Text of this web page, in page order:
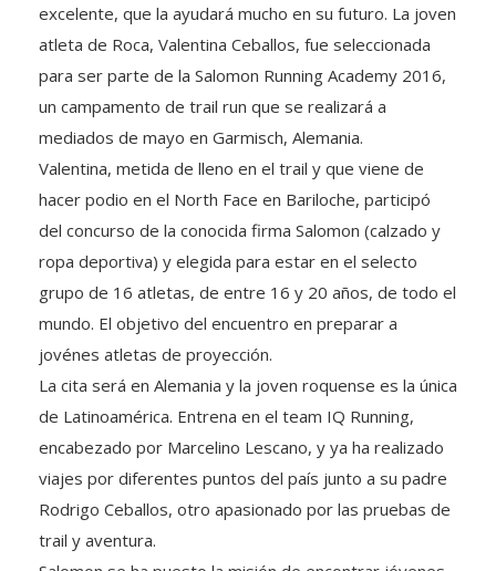
excelente, que la ayudará mucho en su futuro. La joven
atleta de Roca, Valentina Ceballos, fue seleccionada
para ser parte de la Salomon Running Academy 2016,
un campamento de trail run que se realizará a
mediados de mayo en Garmisch, Alemania.
Valentina, metida de lleno en el trail y que viene de
hacer podio en el North Face en Bariloche, participó
del concurso de la conocida firma Salomon (calzado y
ropa deportiva) y elegida para estar en el selecto
grupo de 16 atletas, de entre 16 y 20 años, de todo el
mundo. El objetivo del encuentro en preparar a
jovénes atletas de proyección.
La cita será en Alemania y la joven roquense es la única
de Latinoamérica. Entrena en el team IQ Running,
encabezado por Marcelino Lescano, y ya ha realizado
viajes por diferentes puntos del país junto a su padre
Rodrigo Ceballos, otro apasionado por las pruebas de
trail y aventura.